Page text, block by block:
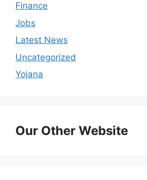
Finance
Jobs
Latest News
Uncategorized
Yojana
Our Other Website